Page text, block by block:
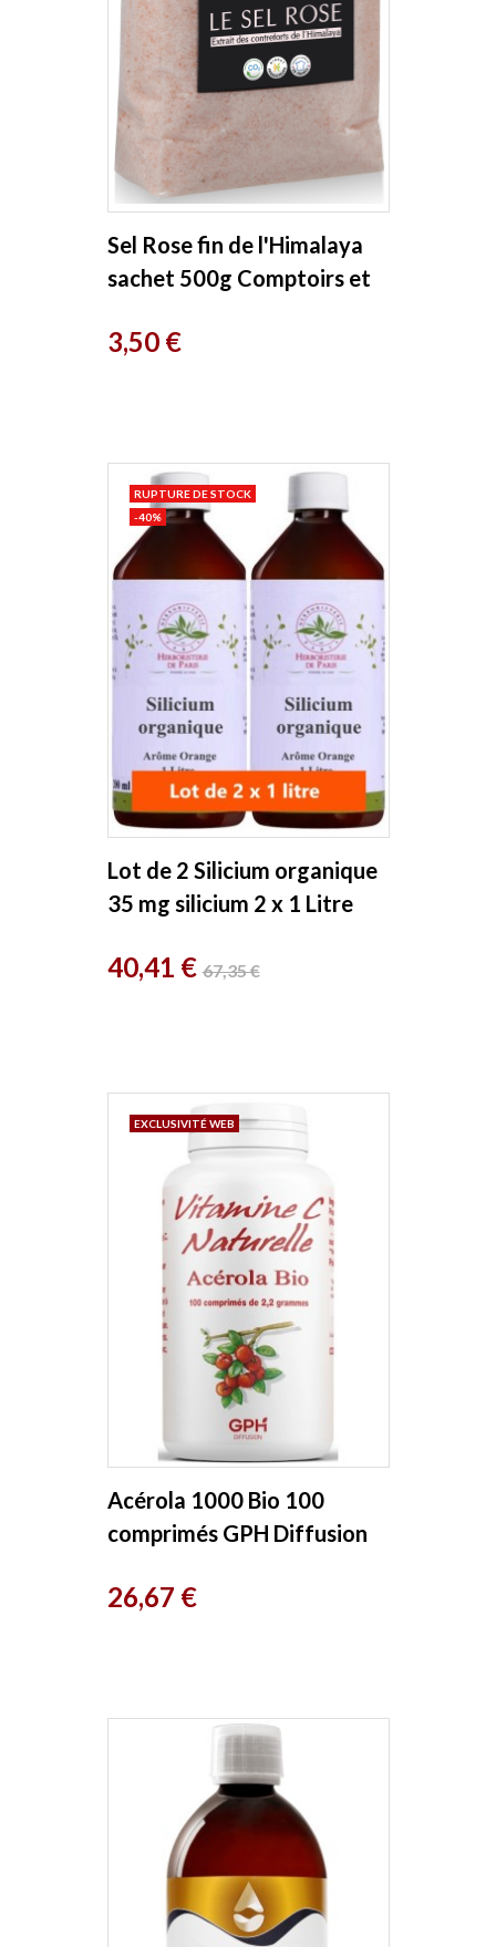
Sel Rose fin de l'Himalaya
sachet 500g Comptoirs et
Prix
3,50 €
Lot de 2 Silicium organique
35 mg silicium 2 x 1 Litre
Prix
40,41 €Prix
67,35 €
RUPTURE DE STOCK
-40%
Acérola 1000 Bio 100
comprimés GPH Diffusion
Prix
26,67 €
EXCLUSIVITÉ WEB